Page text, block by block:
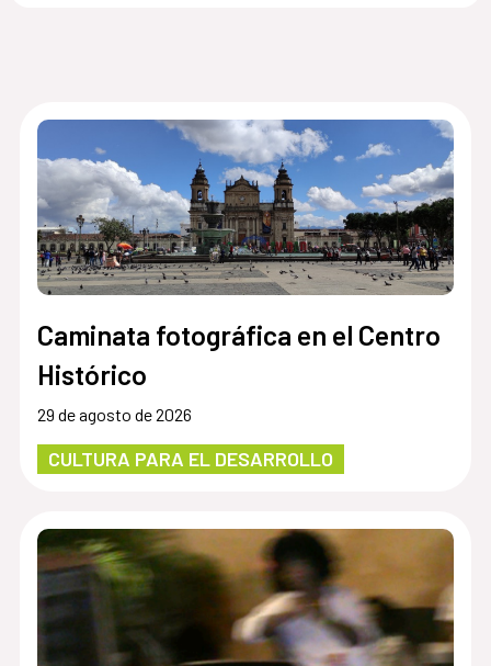
Caminata fotográfica en el Centro
Histórico
29 de agosto de 2026
CULTURA PARA EL DESARROLLO